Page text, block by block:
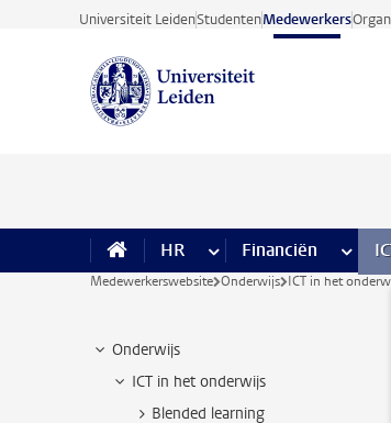
Ga direct naar de inhoud
Universiteit LeidenStudentenMedewerkers
HR meer HR pagina’s
Financiën meer
Medewerkerswebsite Onderwijs ICT in het
Onderwijs
ICT in het onderwijs
Blended learning